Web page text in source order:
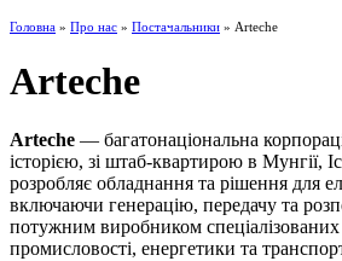
Головна » Про нас » Постачальники » Arteche
Arteche
Arteche — багатонаціональна
історією, зі штаб-квартирою в Мунгії,
розробляє обладнання та рішення для
включаючи генерацію, передачу та
потужним виробником спеціалізованих
промисловості, енергетики та